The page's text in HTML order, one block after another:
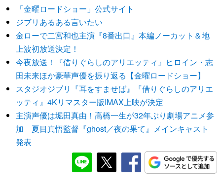
「金曜ロードショー」公式サイト
ジブリあるある言いたい
金ローで二宮和也主演『8番出口』本編ノーカット＆地
上波初放送決定！
今夜放送！『借りぐらしのアリエッティ』ヒロイン・志
田未来ほか豪華声優を振り返る【金曜ロードショー】
スタジオジブリ『耳をすませば』『借りぐらしのアリエ
ッティ』4Kリマスター版IMAX上映が決定
主演声優は堀田真由！高橋一生が32年ぶり劇場アニメ参
加 夏目真悟監督『ghost／夜の果て』メインキャスト
発表